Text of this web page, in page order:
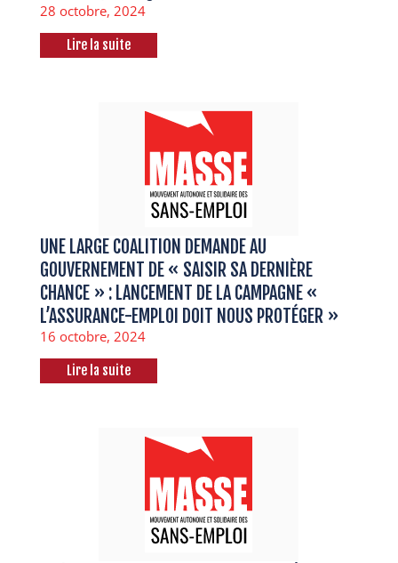
28 octobre, 2024
Lire la suite
UNE LARGE COALITION DEMANDE AU
GOUVERNEMENT DE « SAISIR SA DERNIÈRE
CHANCE » : LANCEMENT DE LA CAMPAGNE «
L’ASSURANCE-EMPLOI DOIT NOUS PROTÉGER »
16 octobre, 2024
Lire la suite